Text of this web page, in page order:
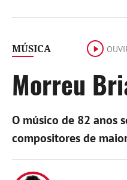
MÚSICA
Morreu
O músico de 82 anos
compositores de